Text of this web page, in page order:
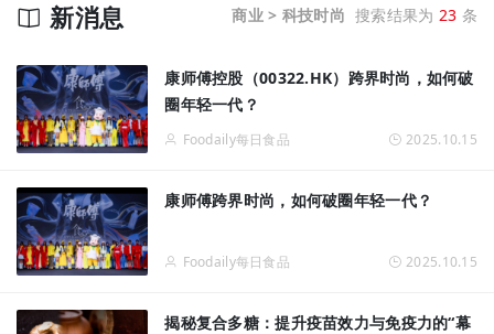
商业 > 科技时尚 搜索结果为 23 条
新消息
康师傅控股（00322.HK）跨界时尚，如何破
圈年轻一代？
Foodaily每日食品 2025.10.15
康师傅跨界时尚，如何破圈年轻一代？
Foodaily每日食品 2025.10.15
揭秘复合多糖：提升疫苗效力与免疫力的“幕